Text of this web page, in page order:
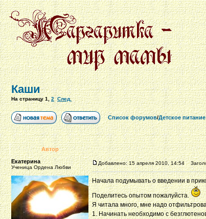
Каши
На страницу1,2 След.
Список форумов/Детское питание
Автор
Екатерина
Ученица Ордена Любви
Добавлено: 15 апреля 2010, 14:54
Начала подумывать о введении в
Поделитесь опытом пожалуйста.
Я читала много, мне надо
1. Начинать необходимо с